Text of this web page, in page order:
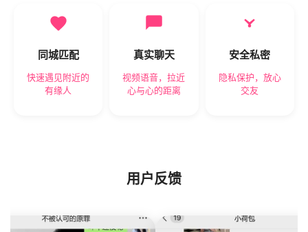
同城匹配
快速遇见附近的
有缘人
真实聊天
视频语音，拉近
心与心的距离
安全私密
隐私保护，放心
交友
用户反馈